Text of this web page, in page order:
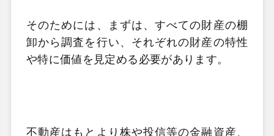
そのためには、まずは、すべての財産の棚
卸から調査を行い、それぞれの財産の特性
や特に価値を見定める必要があります。
不動産はもとより株や投信等の金融資産、